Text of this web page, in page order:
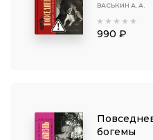
ВАСЬКИН А. А.
990 ₽
богемы